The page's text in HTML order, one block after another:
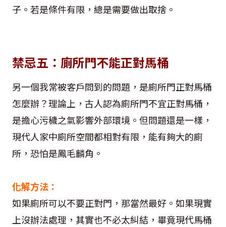
子。若是條件有限，總是需要做出取捨。
禁忌五：廁所門不能正對馬桶
另一個我常被客戶問到的問題，是廁所門正對馬桶
怎麼辦？理論上，古人認為廁所門不宜正對馬桶，
是擔心污穢之氣影響外部環境。但問題還是一樣，
現代人家中廁所空間都相對有限，能有夠大的廁
所，恐怕是鳳毛麟角。
化解方法：
如果廁所可以不要正對門，那當然最好。如果現實
上沒辦法處理，其實也不必太糾結，畢竟現代馬桶